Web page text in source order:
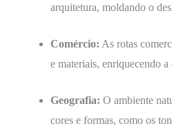
arquitetura, moldando o
Comércio: As rotas
e materiais, enriquecendo a
Geografia: O ambiente
cores e formas, como os